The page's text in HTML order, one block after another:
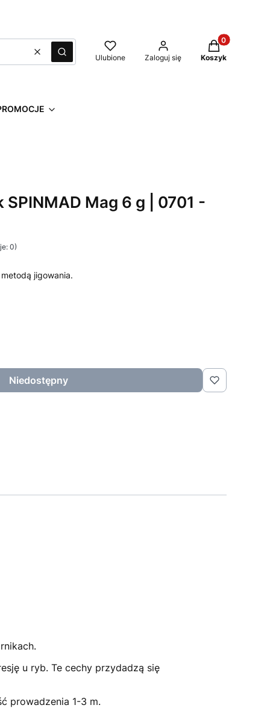
WyczyśćSzukaj Ulubione Zaloguj się
Produkty w
Koszyk
Mag 6 g | 0701 -
0)
jigowania.
Niedostępny
u ryb. Te cechy przydadzą się
prowadzenia 1-3 m.